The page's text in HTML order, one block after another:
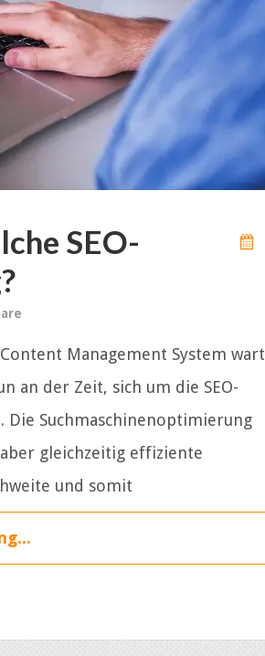
SEO-
Management System wart
an der Zeit, sich um die SEO-
Die Suchmaschinenoptimierung
gleichzeitig effiziente
und somit